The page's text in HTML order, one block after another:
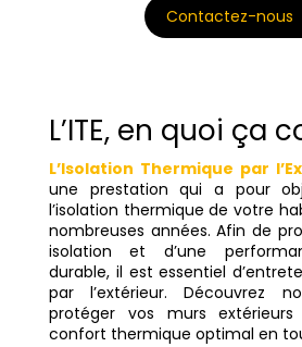
Contactez-nous
L’ITE, en quoi ça
L’Isolation Thermique par
une prestation qui a pour
l’isolation thermique de votre
nombreuses années. Afin de
isolation et d’une
durable, il est essentiel
par l’extérieur. Découvrez
protéger vos murs
confort thermique optimal en